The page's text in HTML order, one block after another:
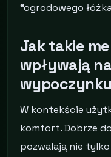
“ogrodowego
Jak takie
wpływają
W kontekście
komfort. Dobrze
pozwalają nie